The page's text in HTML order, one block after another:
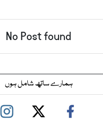
No Post found
ہمارے ساتھ شامل ہوں